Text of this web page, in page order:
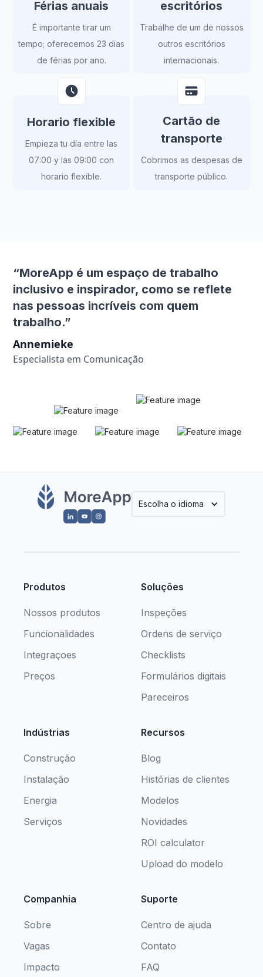
Férias anuais
É importante tirar um
tempo; oferecemos 23 dias
de férias por ano.
escritórios
Trabalhe de um de nossos
outros escritórios
internacionais.
Horario flexible
Empieza tu día entre las
07:00 y las 09:00 con
horario flexible.
Cartão de
transporte
Cobrimos as despesas de
transporte público.
“MoreApp é um espaço de trabalho
inclusivo e inspirador, como se reflete
nas pessoas incríveis com quem
trabalho.”
Annemieke
Especialista em Comunicação
Escolha o idioma
Produtos
Nossos produtos
Funcionalidades
Integraçoes
Preços
Soluções
Inspeções
Ordens de serviço
Checklists
Formulários digitais
Pareceiros
Indústrias
Construção
Instalação
Energia
Serviços
Recursos
Blog
Histórias de clientes
Modelos
Novidades
ROI calculator
Upload do modelo
Companhia
Sobre
Vagas
Impacto
Suporte
Centro de ajuda
Contato
FAQ